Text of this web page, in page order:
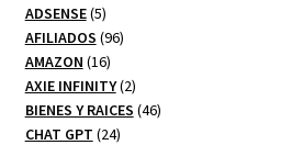
ADSENSE 55
productos
AFILIADOS 9696
AMAZON 1616
productos
AXIE INFINITY 22
productos
BIENES Y RAICES 4646
CHAT GPT 2424